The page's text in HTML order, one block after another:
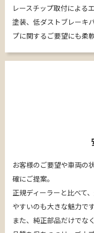
レースチップ取付による
塗装、低ダストブレーキ
プに関するご要望にも柔
お客様のご要望や車両の
確にご提案。
正規ディーラーと比べて
やすいのも大きな魅力です
また、純正部品だけでな